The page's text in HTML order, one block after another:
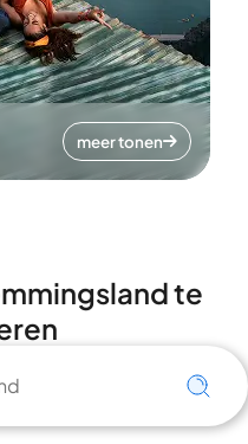
meer tonen
te